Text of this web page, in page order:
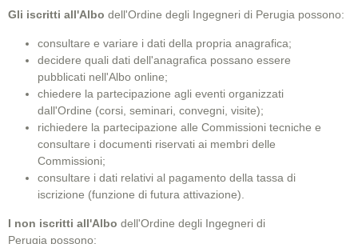
Gli iscritti all'Albo dell'Ordine degli Ingegneri di Perugia possono:
consultare e variare i dati della propria anagrafica;
decidere quali dati dell'anagrafica possano essere
pubblicati nell'Albo online;
chiedere la partecipazione agli eventi organizzati
dall'Ordine (corsi, seminari, convegni, visite);
richiedere la partecipazione alle Commissioni tecniche e
consultare i documenti riservati ai membri delle
Commissioni;
consultare i dati relativi al pagamento della tassa di
iscrizione (funzione di futura attivazione).
I non iscritti all'Albo dell'Ordine degli Ingegneri di
Perugia possono: